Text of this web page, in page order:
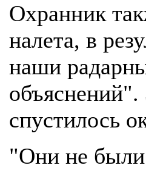
Охранник
налета, в
наши
объяснений".
спустилось
"Они не были